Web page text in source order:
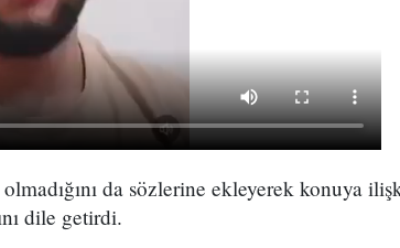
da sözlerine ekleyerek konuya
dile getirdi.